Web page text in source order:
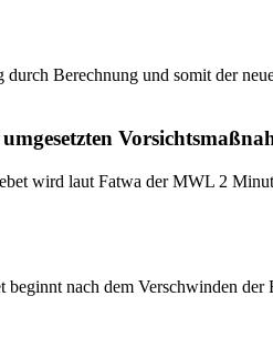
durch Berechnung und somit der
wird laut Fatwa der MWL 2
beginnt nach dem Verschwinden